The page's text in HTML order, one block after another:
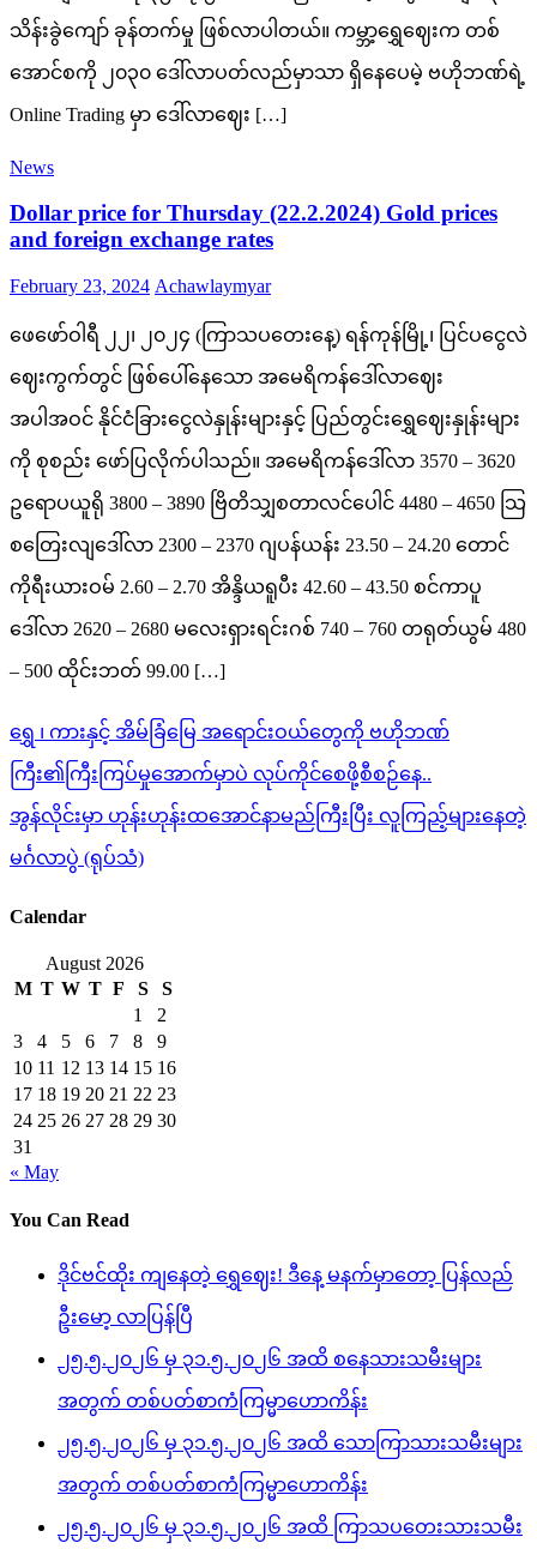
သိန်းခွဲကျော် ခုန်တက်မှု ဖြစ်လာပါတယ်။ ကမ္ဘာ့ရွှေဈေးက တစ်
အောင်စကို ၂၀၃၀ ဒေါ်လာပတ်လည်မှာသာ ရှိနေပေမဲ့ ဗဟိုဘဏ်ရဲ့
Online Trading မှာ ဒေါ်လာဈေး […]
News
Dollar price for Thursday (22.2.2024) Gold prices
and foreign exchange rates
Posted
February 23, 2024 Author
Achawlaymyar
ဖေဖော်ဝါရီ ၂၂၊ ၂၀၂၄ (ကြာသပတေးနေ့) ရန်ကုန်မြို့၊ ပြင်ပငွေလဲ
ဈေးကွက်တွင် ဖြစ်ပေါ်နေသော အမေရိကန်ဒေါ်လာဈေး
အပါအဝင် နိုင်ငံခြားငွေလဲနှုန်းများနှင့် ပြည်တွင်းရွှေဈေးနှုန်းများ
ကို စုစည်း ဖော်ပြလိုက်ပါသည်။ အမေရိကန်ဒေါ်လာ 3570 – 3620
ဥရောပယူရို 3800 – 3890 ဗြိတိသျှစတာလင်ပေါင် 4480 – 4650 သြ
စတြေးလျဒေါ်လာ 2300 – 2370 ဂျပန်ယန်း 23.50 – 24.20 တောင်
ကိုရီးယားဝမ် 2.60 – 2.70 အိန္ဒိယရူပီး 42.60 – 43.50 စင်ကာပူ
ဒေါ်လာ 2620 – 2680 မလေးရှားရင်းဂစ် 740 – 760 တရုတ်ယွမ် 480
– 500 ထိုင်းဘတ် 99.00 […]
Post
navigation
ရွှေ ၊ ကားနှင့် အိမ်ခြံမြေ အရောင်းဝယ်တွေကို ဗဟိုဘဏ်
ကြီး၏ကြီးကြပ်မှုအောက်မှာပဲ လုပ်ကိုင်စေဖို့စီစဉ်နေ..
အွန်လိုင်းမှာ ဟုန်းဟုန်းထအောင်နာမည်ကြီးပြီး လူကြည့်များနေတဲ့
မင်္ဂလာပွဲ (ရုပ်သံ)
Calendar
August 2026
M T W T F S
S
1
2
3
4 5 6 7 8
9
10 11 12 13 14 15 16
17 18 19 20 21 22 23
24 25 26 27 28 29 30
31
« May
You Can Read
ဒိုင်ဗင်ထိုး ကျနေတဲ့ ရွှေဈေး! ဒီနေ့ မနက်မှာတော့ ပြန်လည်
ဦးမော့ လာပြန်ပြီ
၂၅.၅.၂၀၂၆ မှ ၃၁.၅.၂၀၂၆ အထိ စနေသားသမီးများ
အတွက် တစ်ပတ်စာကံကြမ္မာဟောကိန်း
၂၅.၅.၂၀၂၆ မှ ၃၁.၅.၂၀၂၆ အထိ သောကြာသားသမီးများ
အတွက် တစ်ပတ်စာကံကြမ္မာဟောကိန်း
၂၅.၅.၂၀၂၆ မှ ၃၁.၅.၂၀၂၆ အထိ ကြာသပတေးသားသမီး